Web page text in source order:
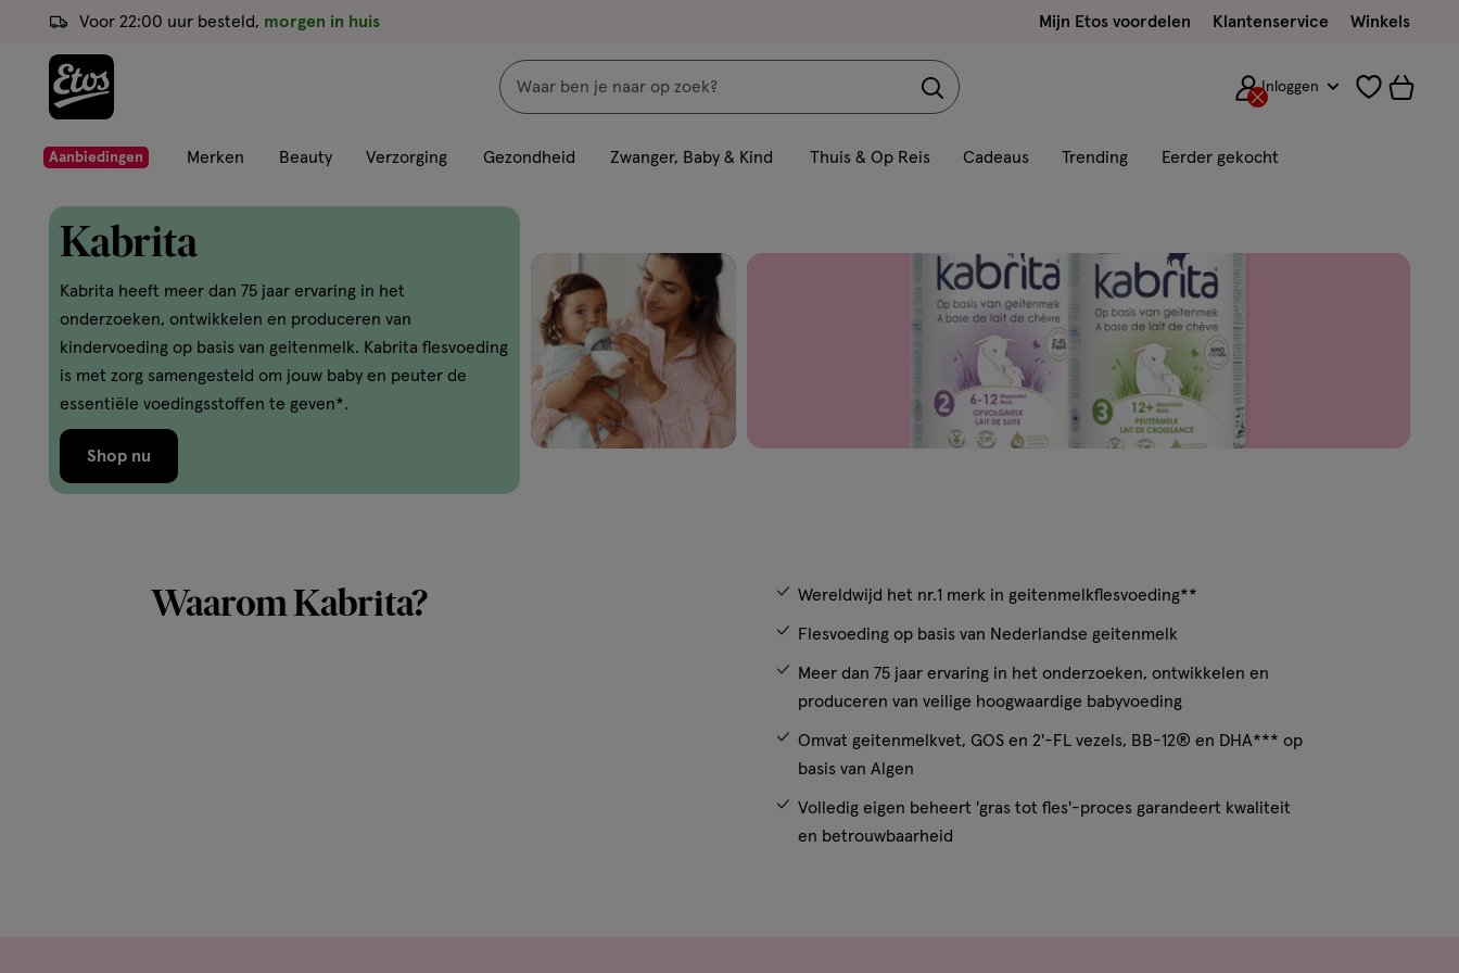
ga
de
hoofd
ga
de
zoekbalk
naar
de
footer
Voor 22:00 uur besteld, morgen in huis Mijn Etos voordelen Klantenservice Winkels
Zoeken
met
veld
volledig
venster
met
geavanceerde
zoekopties
Inloggen
Aanbiedingen Merken Beauty Verzorging Gezondheid Zwanger, Baby & Kind Thuis & Op Reis Cadeaus Trending Eerder gekocht
Kabrita
Kabrita heeft meer dan 75 jaar ervaring in het
onderzoeken, ontwikkelen en produceren van
kindervoeding op basis van geitenmelk. Kabrita flesvoeding
is met zorg samengesteld om jouw baby en peuter de
essentiële voedingsstoffen te geven*.
Shop nu
Waarom Kabrita? Wereldwijd het nr.1 merk in geitenmelkflesvoeding**
Flesvoeding op basis van Nederlandse geitenmelk
Meer dan 75 jaar ervaring in het onderzoeken, ontwikkelen en
produceren van veilige hoogwaardige babyvoeding
Omvat geitenmelkvet, GOS en 2'-FL vezels, BB-12® en DHA*** op
basis van Algen
Volledig eigen beheert 'gras tot fles'-proces garandeert kwaliteit
en betrouwbaarheid